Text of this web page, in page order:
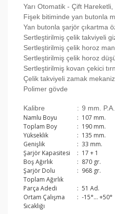
Yarı Otomatik - Çift
Fişek bitiminde yan butonla
Yan butonla şarjör çıkartma
Sertleştirilmiş çelik takviyeli
Sertleştirilmiş çelik horoz
Sertleştirilmiş çelik horoz
Sertleştirilmiş kovan çekici
Çelik takviyeli zamak
Polimer gövde
Kalibre : 9 mm.
Namlu Boyu : 107 mm.
Toplam Boy
: 190 mm.
Yükseklik
: 135 mm.
Genişlik
: 33 mm.
Şarjör Kapasitesi
: 17 + 1
Boş Ağırlık
: 870 gr.
Şarjör Dolu
Toplam Ağırlık
: 968 gr.
Parça Adedi : 51 Ad.
Ortam Çalışma
Sıcaklığı
: -15°… +50°